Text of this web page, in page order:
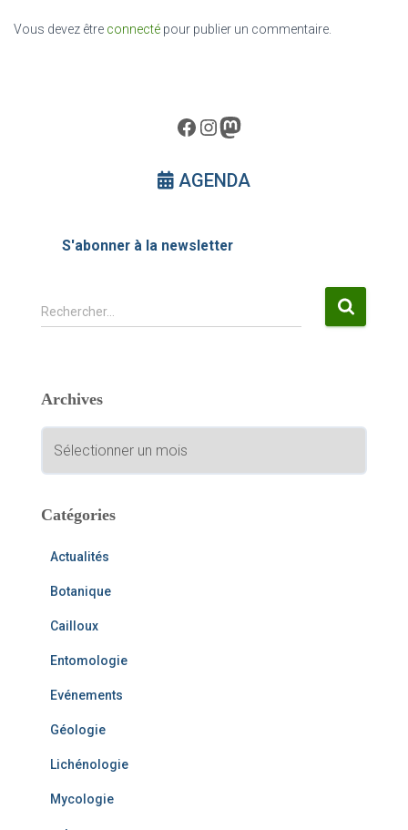
Vous devez être connecté pour publier un commentaire.
Facebook InstagramMastodon
AGENDA
S'abonner à la newsletter
R
e
r
r
:
Rechercher…
Archives
c
iCatégories
Actualités
Botanique
Cailloux
Entomologie
Evénements
Géologie
Lichénologie
Mycologie